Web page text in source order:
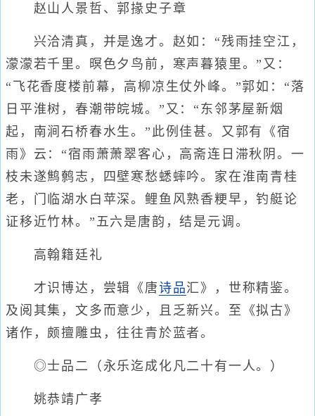
赵山人景哲、郭掾史子章
兴洽清真，并是逸才。赵如：“残雨挂空江，
濛濛若千里。暝色夕鸟前，寒声暮猿里。”又：
“飞花香度楼前幕，高柳凉生仗外峰。”郭如：“落
日平淮树，春潮带皖城。”又：“东邻茅屋新烟
起，南涧石桥春水生。”此例佳甚。又郭有《宿
雨》云：“宿雨萧萧翠客心，高斋连日滞秋阴。一
枝未遂鹪鹩志，四壁寒愁蟋蟀吟。家在淮南青桂
老，门临湖水白苹深。鲤鱼风熟香粳早，钓艇论
证移近竹林。”五六是唐韵，结是元调。
高翰籍廷礼
才识博达，尝辑《唐诗品汇》，世称精鉴。
及阅其集，文多而意少，且乏新兴。至《拟古》
诸作，颇擅雕虫，往往青於蓝者。
◎士品二（永乐迄成化凡二十有一人。）
姚恭靖广孝